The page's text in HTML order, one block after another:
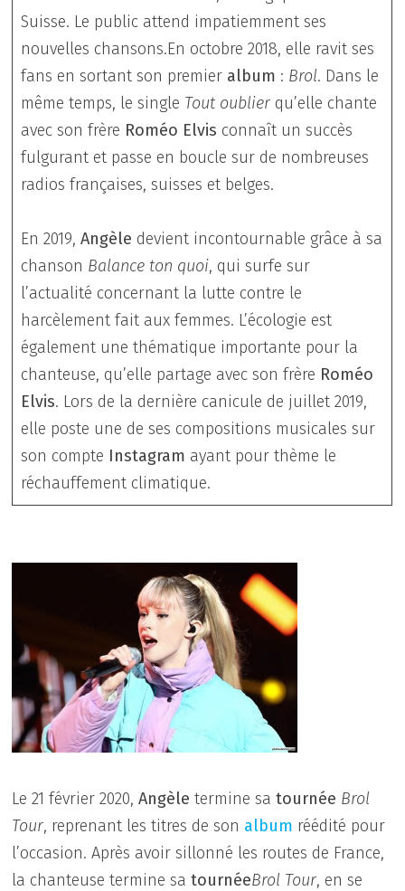
Suisse. Le public attend impatiemment ses
nouvelles chansons.En octobre 2018, elle ravit ses
fans en sortant son premier album : Brol. Dans le
même temps, le single Tout oublier qu’elle chante
avec son frère Roméo Elvis connaît un succès
fulgurant et passe en boucle sur de nombreuses
radios françaises, suisses et belges.
En 2019,Angèle devient incontournable grâce à sa
chanson Balance ton quoi, qui surfe sur
l’actualité concernant la lutte contre le
harcèlement fait aux femmes. L’écologie est
également une thématique importante pour la
chanteuse, qu’elle partage avec son frère Roméo
Elvis. Lors de la dernière canicule de juillet 2019,
elle poste une de ses compositions musicales sur
son compte Instagram ayant pour thème le
réchauffement climatique.
Le 21 février 2020,Angèle termine satournée Brol
Tour, reprenant les titres de son album réédité pour
l’occasion. Après avoir sillonné les routes de France,
la chanteuse termine satournéeBrol Tour, en se